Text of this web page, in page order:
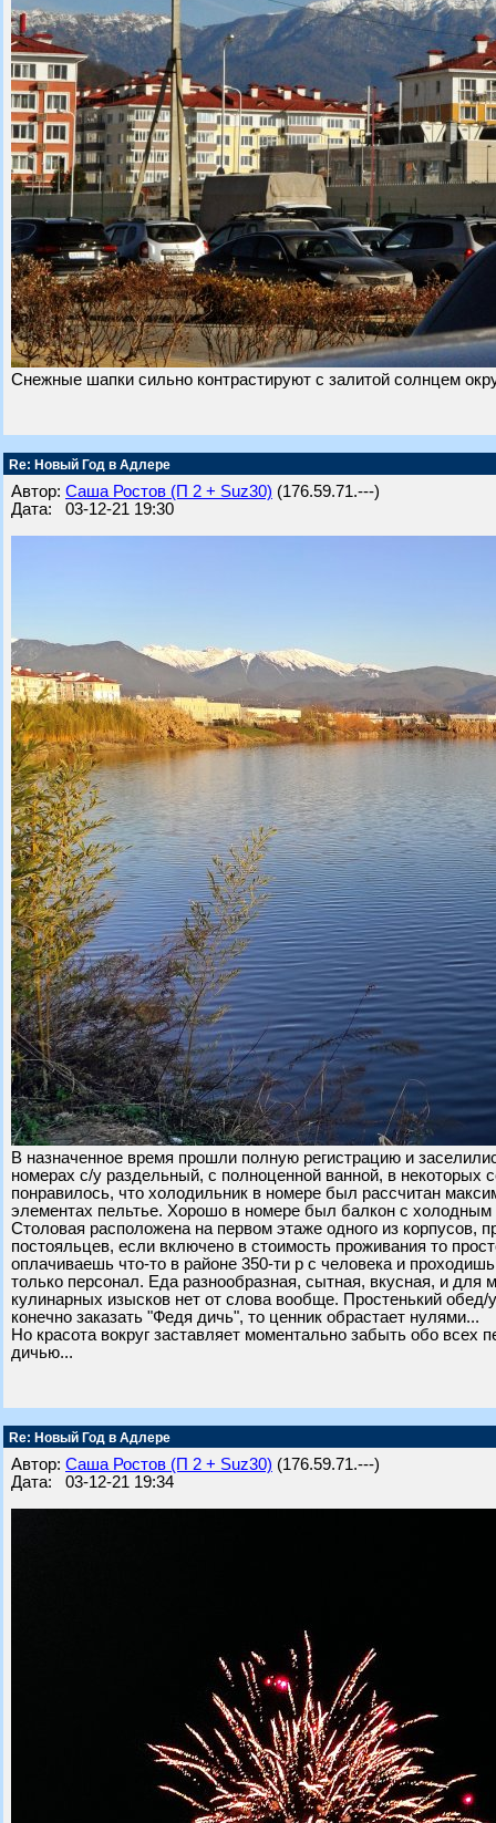
Снежные шапки сильно контрастируют с залитой солнцем
Re: Новый Год в Адлере
Автор: Саша Ростов (П 2 + Suz30) (176.59.71.---)
Дата: 03-12-21 19:30
В назначенное время прошли полную регистрацию и
номерах с/у раздельный, с полноценной ванной, в
понравилось, что холодильник в номере был рассчитан
элементах пельтье. Хорошо в номере был балкон с
Столовая расположена на первом этаже одного из корпусов,
постояльцев, если включено в стоимость проживания то
оплачиваешь что-то в районе 350-ти р с человека и
только персонал. Еда разнообразная, сытная, вкусная, и
кулинарных изысков нет от слова вообще. Простенький
конечно заказать "Федя дичь", то ценник обрастает нулями...
Но красота вокруг заставляет моментально забыть обо
дичью...
Re: Новый Год в Адлере
Автор: Саша Ростов (П 2 + Suz30) (176.59.71.---)
Дата: 03-12-21 19:34